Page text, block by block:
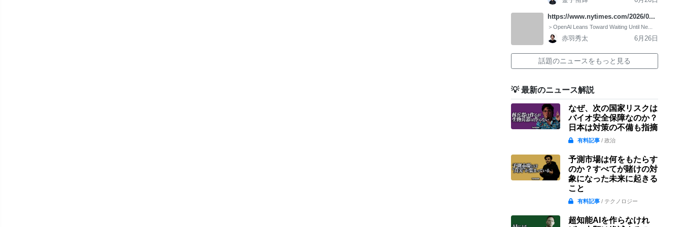
https://www.nytimes.com/2026/0...
＞OpenAl Leans Toward Waiting Until Ne...
赤羽秀太 6月26日
話題のニュースをもっと見る
💡 最新のニュース解説
なぜ、次の国家リスクは
バイオ安全保障なのか？
日本は対策の不備も指摘
有料記事 / 政治
予測市場は何をもたらす
のか？すべてが賭けの対
象になった未来に起きる
こと
有料記事 / テクノロジー
超知能AIを作らなけれ